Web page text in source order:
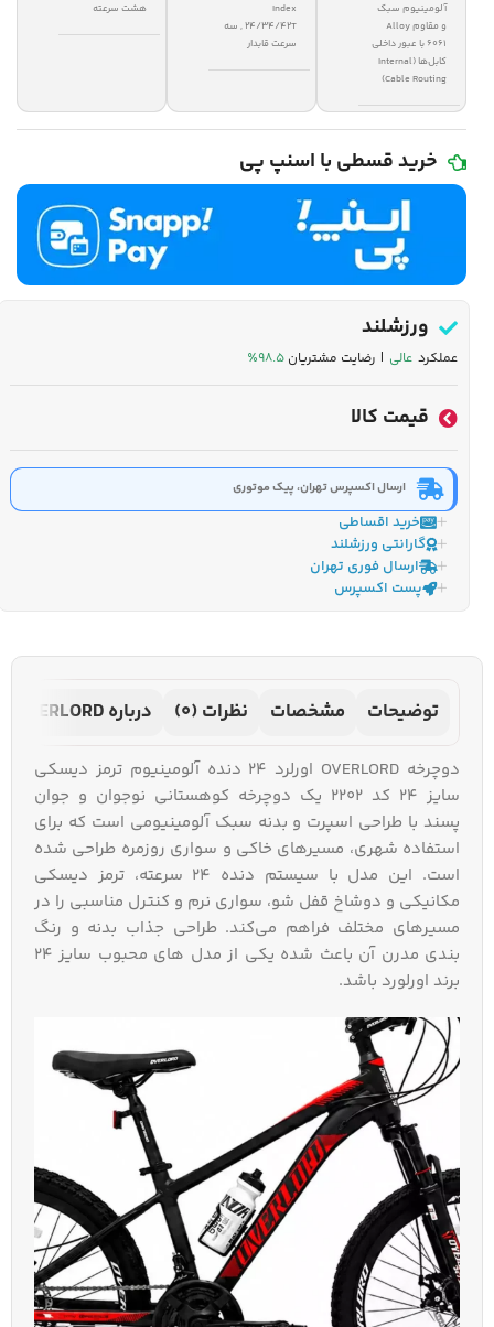
آلومینیوم سبک
و مقاوم Alloy
6061 با عبور داخلی
کابل‌ها (Internal
Cable Routing)
Index
24/34/42T
, سه
سرعت قابدار
هشت سرعته
خرید قسطی با اسنپ پی
ورزشلند
عملکرد عالی | رضایت مشتریان ۹۸.۵٪
قیمت کالا
ارسال اکسپرس تهران، پیک موتوری
خرید اقساطی
گارانتی ورزشلند
ارسال فوری تهران
پست اکسپرس
توضیحات مشخصات نظرات (0) درباره OVERLORD
دوچرخه OVERLORD اورلرد 24 دنده آلومینیوم ترمز دیسکی
سایز 24 کد 2202 یک دوچرخه کوهستانی نوجوان و جوان‌
پسند با طراحی اسپرت و بدنه سبک آلومینیومی است که برای
استفاده شهری، مسیرهای خاکی و سواری روزمره طراحی شده
است. این مدل با سیستم دنده ۲۴ سرعته، ترمز دیسکی
مکانیکی و دوشاخ قفل‌ شو، سواری نرم و کنترل مناسبی را در
مسیرهای مختلف فراهم می‌کند. طراحی جذاب بدنه و رنگ‌
بندی مدرن آن باعث شده یکی از مدل‌ های محبوب سایز ۲۴
برند اورلورد باشد.